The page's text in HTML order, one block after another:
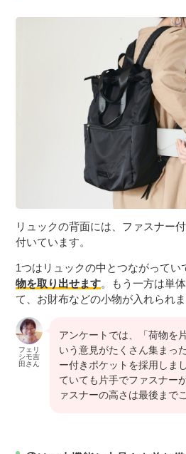
リュックの背面には、ファスナー
付いています。
1つはリュックの中とつながってい
物を取り出せます。もう一方は単
て、お財布などの小物が入れられま
フェリ
シモ吉
田さん
アンケートでは、「荷物を
いう意見がたくさん集まっ
ー付きポケットを採用しま
ていても片手でファスナー
ァスナーの高さは最後まで